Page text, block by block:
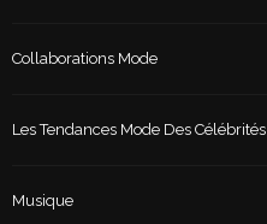
Collaborations Mode
Les Tendances Mode Des Célébrités
Musique